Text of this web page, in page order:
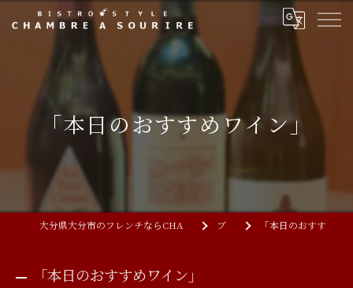
「本日のおすすめワイン」
大分県大分市のフレンチならCHAMBRE A SOURIRE ブログ 「本日のおすすめワイン」
「本日のおすすめワイン」